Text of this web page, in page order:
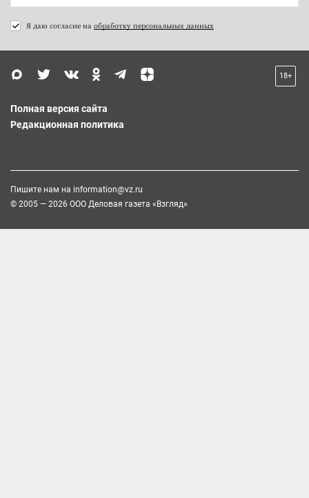
Я даю согласие на обработку персональных данных
18+
Полная версия сайта
Редакционная политика
Пишите нам на information@vz.ru
© 2005 — 2026 ООО Деловая газета «Взгляд»